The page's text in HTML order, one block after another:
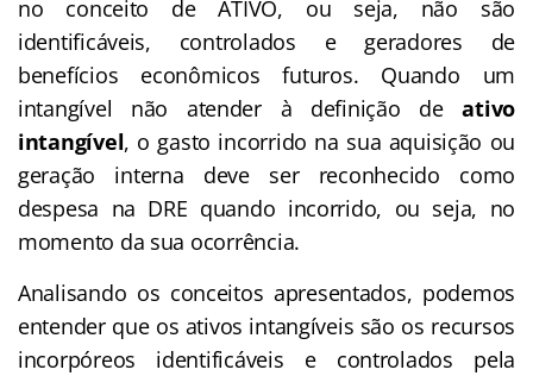
no conceito de ATIVO, ou seja, não são
identificáveis, controlados e geradores de
benefícios econômicos futuros. Quando um
intangível não atender à definição deativo
intangível, o gasto incorrido na sua aquisição ou
geração interna deve ser reconhecido como
despesa na DRE quando incorrido, ou seja, no
momento da sua ocorrência.
Analisando os conceitos apresentados, podemos
entender que os ativos intangíveis são os recursos
incorpóreos identificáveis e controlados pela